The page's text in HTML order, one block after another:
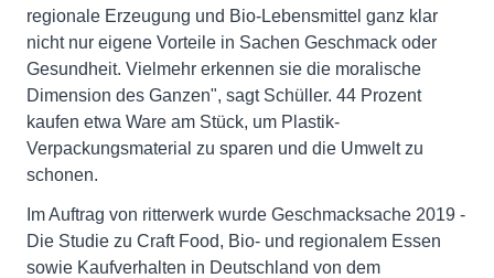
regionale Erzeugung und Bio-Lebensmittel ganz klar
nicht nur eigene Vorteile in Sachen Geschmack oder
Gesundheit. Vielmehr erkennen sie die moralische
Dimension des Ganzen", sagt Schüller. 44 Prozent
kaufen etwa Ware am Stück, um Plastik-
Verpackungsmaterial zu sparen und die Umwelt zu
schonen.
Im Auftrag von ritterwerk wurde Geschmacksache 2019 -
Die Studie zu Craft Food, Bio- und regionalem Essen
sowie Kaufverhalten in Deutschland von dem